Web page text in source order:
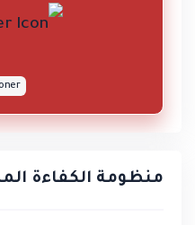
منظومة الكفاءة